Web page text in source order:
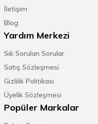
İletişim
Blog
Yardım Merkezi
Sık Sorulan Sorular
Satış Sözleşmesi
Gizlilik Politikası
Üyelik Sözleşmesi
Popüler Markalar